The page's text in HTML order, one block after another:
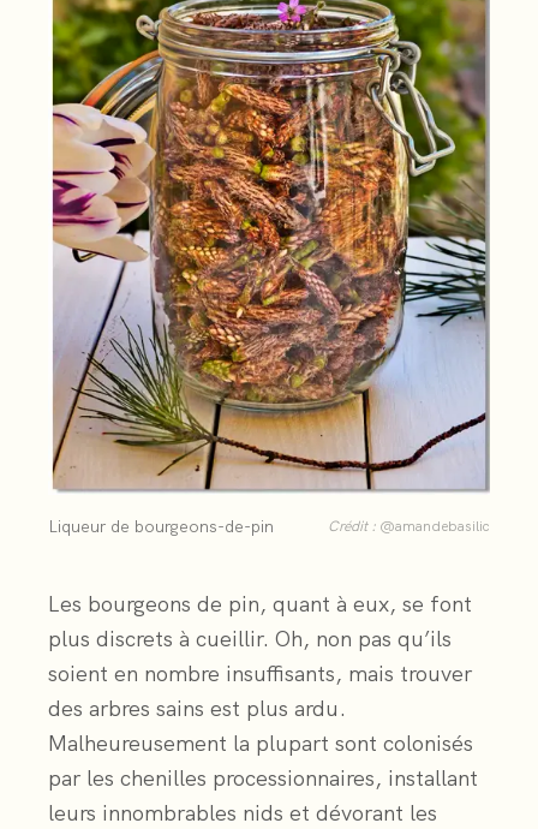
Liqueur de bourgeons-de-pin Crédit : @amandebasilic
Les bourgeons de pin, quant à eux, se font
plus discrets à cueillir. Oh, non pas qu’ils
soient en nombre insuffisants, mais trouver
des arbres sains est plus ardu.
Malheureusement la plupart sont colonisés
par les chenilles processionnaires, installant
leurs innombrables nids et dévorant les